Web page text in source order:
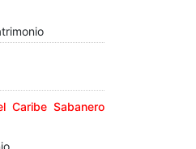
Caribe Sabanero